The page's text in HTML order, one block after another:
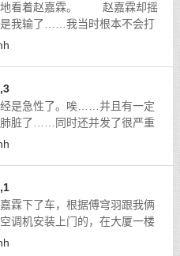
看着赵嘉霖。 赵嘉霖却摇
我输了……我当时根本不会打
拳。那是我到现在跟夏雪平打
急性了。唉……并且有一定
脏了……同时还并发了很严重
了骨髓移植手术也是白
下了车，根据傅穹羽跟我俩
调机安装上门的，在大厦一楼
果这个时间，整个楼层就509